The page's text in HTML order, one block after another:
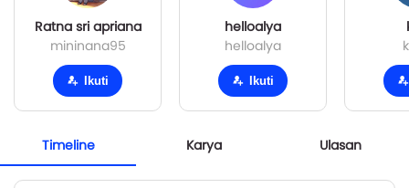
Ratna sri apriana
mininana95
Ikuti
helloalya
helloalya
Ikuti
Timeline Karya Ulasan